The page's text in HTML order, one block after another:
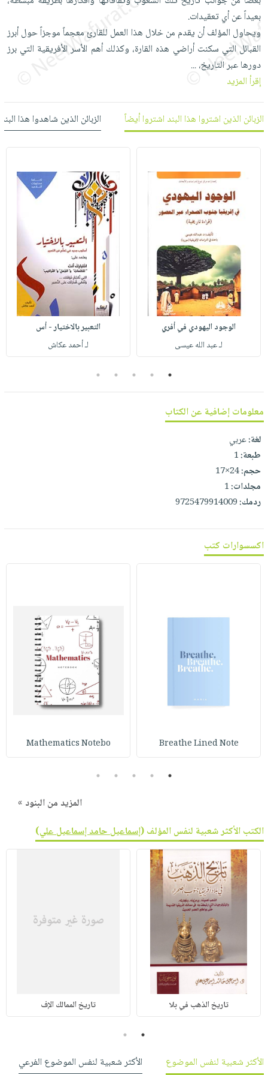
العناية
بالأسنان
الحمية
والتغذية
أدوات
المائدة
الأوعية
والتخزين
أدوات
المطبخ
الأكثر
مبيعاً
العودة
للمدارس
اكسسوارات
اكسسوارات
منزلية
اكسسوارات
مطرزات
حقائب
حلي
بالذات
صابون
أطفال
مناسبات
شحن
مجاني
بنود
مختارة
اشتراكات
صندوق
القراءة
حدود
بحث
متقدم
عن
سياسة
الشركة
فيديوهات
أسئلة
يتكرر
طرحها
خدمات
كتابك
تواصل
معنا
حسابك
لائحة
الأمنيات
عربة
التسوق
نشرة
الإصدارات
بعيداً عن أي تعقيدات.
ويحاول المؤلف أن يقدم من خلال هذا العمل للقارئ معجماً موجزاً حول أبرز
القبائل التي سكنت أراضي هذه القارة، وكذلك أهم الأسر الأفريقية التي برز
دورها عبر التاريخ،...
إقرأ المزيد
الزبائن الذين اشتروا هذا البند اشتروا أيضاً الزبائن الذين شاهدوا هذا
الوجود اليهودي في أفري
لـ عبد الله عيسى
التعبير بالاختيار - أس
لـ أحمد عكاش
1
2
3
4
5
معلومات إضافية عن الكتاب
لغة:عربي
طبعة:1
حجم:24×17
مجلدات:1
ردمك:9725479914009
اكسسوارات كتب
Breathe Lined Note
Mathematics Notebo
1
2
3
4
5
المزيد من البنود »
الكتب الأكثر شعبية لنفس المؤلف (إسماعيل حامد إسماعيل علي)
تاريخ الذهب في بلا تاريخ الممالك الإف
1
2
الأكثر شعبية لنفس الموضوع
الأكثر شعبية لنفس الموضوع الفرعي